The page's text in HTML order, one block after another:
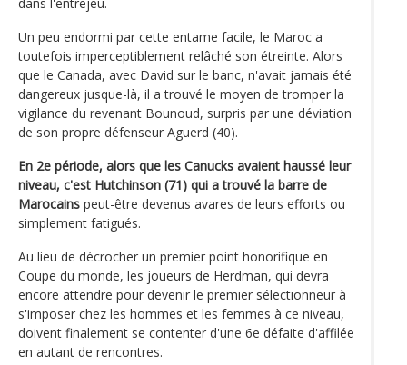
Un peu endormi par cette entame facile, le Maroc a
toutefois imperceptiblement relâché son étreinte. Alors
que le Canada, avec David sur le banc, n'avait jamais été
dangereux jusque-là, il a trouvé le moyen de tromper la
vigilance du revenant Bounoud, surpris par une déviation
de son propre défenseur Aguerd (40).
En 2e période, alors que les Canucks avaient haussé leur
niveau, c'est Hutchinson (71) qui a trouvé la barre de
Marocains peut-être devenus avares de leurs efforts ou
simplement fatigués.
Au lieu de décrocher un premier point honorifique en
Coupe du monde, les joueurs de Herdman, qui devra
encore attendre pour devenir le premier sélectionneur à
s'imposer chez les hommes et les femmes à ce niveau,
doivent finalement se contenter d'une 6e défaite d'affilée
en autant de rencontres.